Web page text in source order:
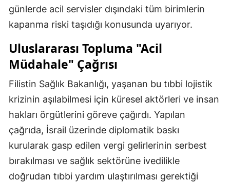
günlerde acil servisler dışındaki tüm birimlerin
kapanma riski taşıdığı konusunda uyarıyor.
Uluslararası Topluma "Acil
Müdahale" Çağrısı
Filistin Sağlık Bakanlığı, yaşanan bu tıbbi lojistik
krizinin aşılabilmesi için küresel aktörleri ve insan
hakları örgütlerini göreve çağırdı. Yapılan
çağrıda, İsrail üzerinde diplomatik baskı
kurularak gasp edilen vergi gelirlerinin serbest
bırakılması ve sağlık sektörüne ivedilikle
doğrudan tıbbi yardım ulaştırılması gerektiği